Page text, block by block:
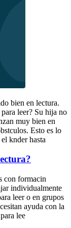
bien en lectura.
leer? Su hija no
muy bien en
Esto es lo
knder hasta
con formacin
individualmente
leer o en grupos
ayuda con la
lee